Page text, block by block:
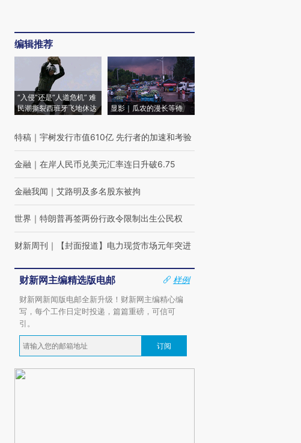
编辑推荐
“入侵”还是“人道危机” 难
民潮撕裂西班牙飞地休达
显影｜瓜农的漫长等待
特稿 ｜ 宇树发行市值610亿 先行者的加速和考验
金融 ｜ 在岸人民币兑美元汇率连日升破6.75
金融我闻 ｜ 艾路明及多名股东被拘
世界 ｜ 特朗普再签两份行政令限制出生公民权
财新周刊 ｜ 【封面报道】电力现货市场元年突进
财新网主编精选版电邮
样例
财新网新闻版电邮全新升级！财新网主编精心编
写，每个工作日定时投递，篇篇重磅，可信可
引。
订阅